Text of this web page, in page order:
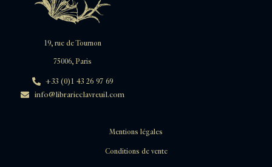
19, rue de Tournon
75006, Paris
+33 (0)1 43 26 97 69
info@librarieclavreuil.com
Mentions légales
Conditions de vente